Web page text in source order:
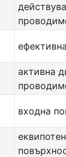
активна
входна